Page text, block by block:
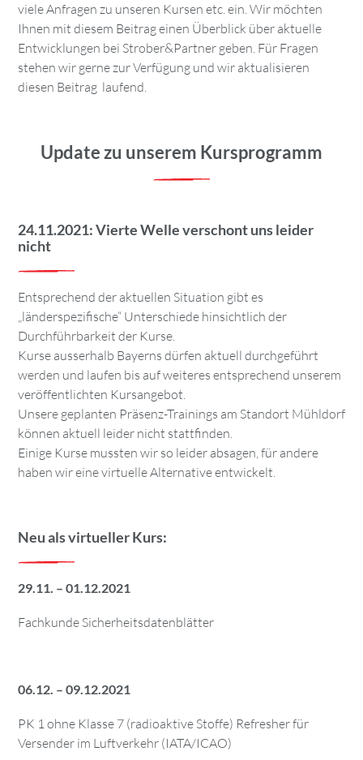
viele Anfragen zu unseren Kursen etc. ein. Wir möchten
Ihnen mit diesem Beitrag einen Überblick über aktuelle
Entwicklungen bei Strober&Partner geben. Für Fragen
stehen wir gerne zur Verfügung und wir aktualisieren
diesen Beitrag laufend.
Update zu unserem Kursprogramm
24.11.2021: Vierte Welle verschont uns leider
nicht
Entsprechend der aktuellen Situation gibt es
„länderspezifische“ Unterschiede hinsichtlich der
Durchführbarkeit der Kurse.
Kurse ausserhalb Bayerns dürfen aktuell durchgeführt
werden und laufen bis auf weiteres entsprechend unserem
veröffentlichten Kursangebot.
Unsere geplanten Präsenz-Trainings am Standort Mühldorf
können aktuell leider nicht stattfinden.
Einige Kurse mussten wir so leider absagen, für andere
haben wir eine virtuelle Alternative entwickelt.
Neu als virtueller Kurs:
29.11. – 01.12.2021
Fachkunde Sicherheitsdatenblätter
06.12. – 09.12.2021
PK 1 ohne Klasse 7 (radioaktive Stoffe) Refresher für
Versender im Luftverkehr (IATA/ICAO)